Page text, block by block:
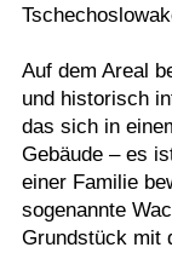
Auf dem Areal
und historisch
das sich in
Gebäude – es
einer Familie
sogenannte
Grundstück mit